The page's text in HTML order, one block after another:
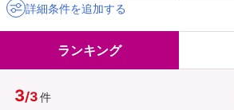
イオングループ従業
詳細条件を追加する
ランキング
3/3件